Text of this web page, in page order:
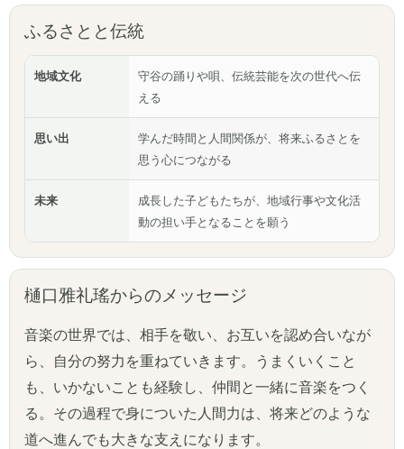
ふるさとと伝統
地域文化
守谷の踊りや唄、伝統芸能を次の世代へ伝
える
思い出
学んだ時間と人間関係が、将来ふるさとを
思う心につながる
未来
成長した子どもたちが、地域行事や文化活
動の担い手となることを願う
樋口雅礼瑤からのメッセージ
音楽の世界では、相手を敬い、お互いを認め合いなが
ら、自分の努力を重ねていきます。うまくいくこと
も、いかないことも経験し、仲間と一緒に音楽をつく
る。その過程で身についた人間力は、将来どのような
道へ進んでも大きな支えになります。